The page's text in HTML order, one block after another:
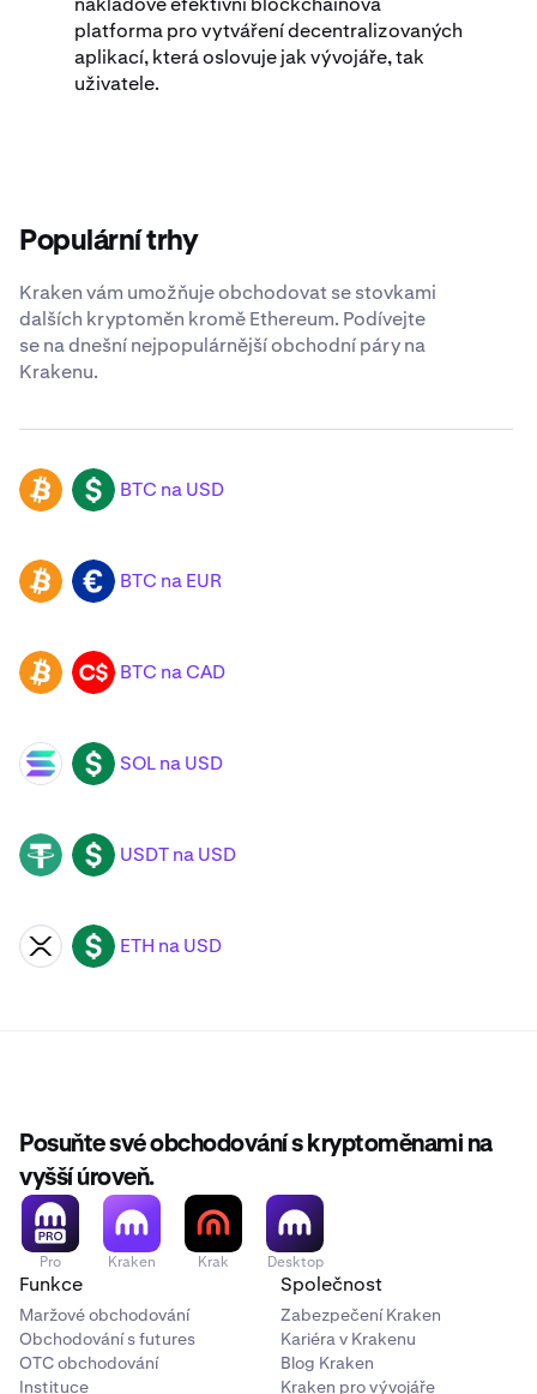
platforma pro vytváření decentralizovaných
aplikací, která oslovuje jak vývojáře, tak
uživatele.
Populární trhy
Kraken vám umožňuje obchodovat se stovkami
dalších kryptoměn kromě Ethereum. Podívejte
se na dnešní nejpopulárnější obchodní páry na
Krakenu.
BTC USD BTC na USD
BTC EUR BTC na EUR
BTC CAD BTC na CAD
SOL USD SOL na USD
USDT USD USDT na USD
XRP USD ETH na USD
Posuňte své obchodování s kryptoměnami na
vyšší úroveň.
Pro Kraken Krak Desktop
Funkce
Maržové obchodování
Obchodování s futures
OTC obchodování
Instituce
Společnost
Zabezpečení Kraken
Kariéra v Krakenu
Blog Kraken
Kraken pro vývojáře